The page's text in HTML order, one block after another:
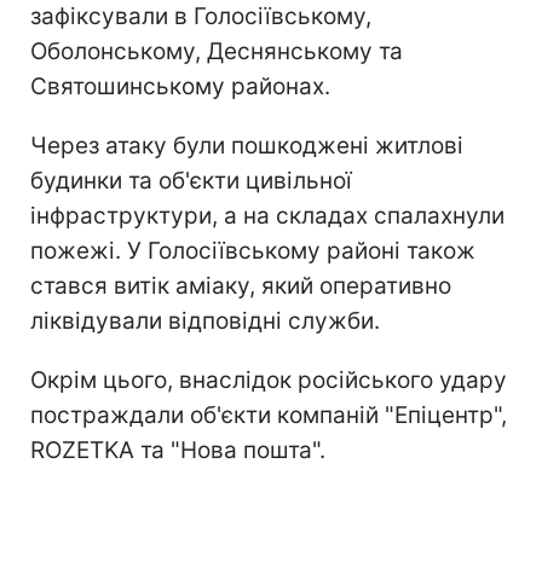
зафіксували в Голосіївському,
Оболонському, Деснянському та
Святошинському районах.
Через атаку були пошкоджені житлові
будинки та об'єкти цивільної
інфраструктури, а на складах спалахнули
пожежі. У Голосіївському районі також
стався витік аміаку, який оперативно
ліквідували відповідні служби.
Окрім цього, внаслідок російського удару
постраждали об'єкти компаній "Епіцентр",
ROZETKA та "Нова пошта".